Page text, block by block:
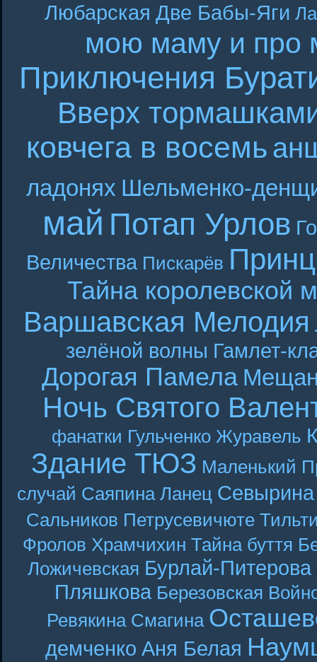
Любарская Две Бабы-Яги
мою маму и про
Приключения
Вверх
ковчега в восемь
ладонях Шельменко-
май Потап Урлов
Величества Пискарёв
Тайна королевской
Варшавская Мелодия
зелёной волны Гамлет-
Дорогая Памела
Ночь Святого
фанатки Гульченко Журавель
Здание ТЮЗ Маленький
случай Саяпина Ланец Севырина
Сальников Петрусевичюте
Фролов Храмчихин Тайна буття
Ложичевская Бурлай-Питерова
Пляшкова Березовская
Ревякина Смагина
демченко Аня Белая